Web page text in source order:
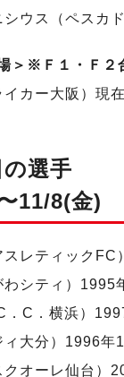
シウス（ペスカ
＞※Ｆ１・Ｆ２
カー大阪）現
選手
11/8(金)
スレティック
わシティ）1995
．C．横浜）
ィ大分）1996年
オーレ仙台）